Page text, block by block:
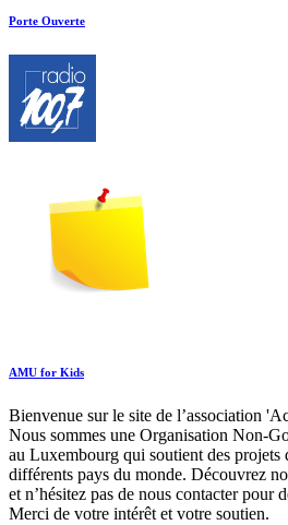
Porte Ouverte
AMU for Kids
Bienvenue sur le site de l’association
Nous sommes une Organisation Non-
au Luxembourg qui soutient des projets
différents pays du monde. Découvrez
et n’hésitez pas de nous contacter pour
Merci de votre intérêt et votre soutien.